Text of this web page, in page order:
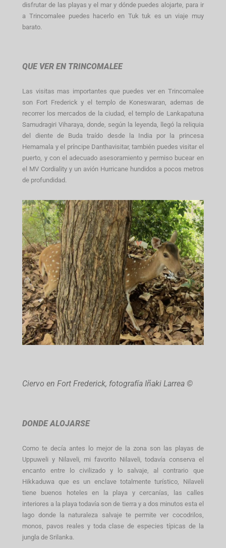
disfrutar de las playas y el mar y dónde puedes alojarte, para ir
a Trincomalee puedes hacerlo en Tuk tuk es un viaje muy
barato.
QUE VER EN TRINCOMALEE
Las visitas mas importantes que puedes ver en Trincomalee
son Fort Frederick y el templo de Koneswaran, ademas de
recorrer los mercados de la ciudad, el templo de Lankapatuna
Samudragiri Viharaya, donde, según la leyenda, llegó la reliquia
del diente de Buda traído desde la India por la princesa
Hemamala y el príncipe Danthavisitar, también puedes visitar el
puerto, y con el adecuado asesoramiento y permiso bucear en
el MV Cordiality y un avión Hurricane hundidos a pocos metros
de profundidad.
Ciervo en Fort Frederick, fotografía Iñaki Larrea ©
DONDE ALOJARSE
Como te decía antes lo mejor de la zona son las playas de
Uppuweli y Nilaveli, mi favorito Nilaveli, todavía conserva el
encanto entre lo civilizado y lo salvaje, al contrario que
Hikkaduwa que es un enclave totalmente turístico, Nilaveli
tiene buenos hoteles en la playa y cercanías, las calles
interiores a la playa todavía son de tierra y a dos minutos esta el
lago donde la naturaleza salvaje te permite ver cocodrilos,
monos, pavos reales y toda clase de especies típicas de la
jungla de Srilanka.